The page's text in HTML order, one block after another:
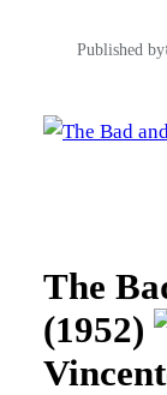
Published by
The
(1952)